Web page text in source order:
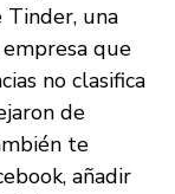
Tinder, una
que
no clasifica
de
te
añadir